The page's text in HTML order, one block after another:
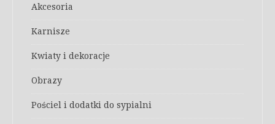
Akcesoria
Karnisze
Kwiaty i dekoracje
Obrazy
Pościel i dodatki do sypialni